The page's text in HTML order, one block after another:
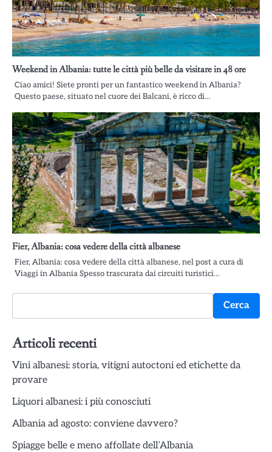
Weekend in Albania: tutte le città più belle da visitare in 48 ore
Ciao amici! Siete pronti per un fantastico weekend in Albania?
Questo paese, situato nel cuore dei Balcani, è ricco di…
Fier, Albania: cosa vedere della città albanese
Fier, Albania: cosa vedere della città albanese, nel post a cura di
Viaggi in Albania Spesso trascurata dai circuiti turistici…
Cerca
Articoli recenti
Vini albanesi: storia, vitigni autoctoni ed etichette da
provare
Liquori albanesi: i più conosciuti
Albania ad agosto: conviene davvero?
Spiagge belle e meno affollate dell’Albania